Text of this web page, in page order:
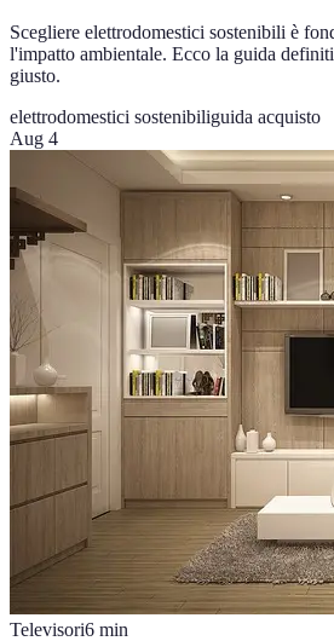
Scegliere elettrodomestici sostenibili è
l'impatto ambientale. Ecco la guida
giusto.
elettrodomestici sostenibiliguida acquisto
Aug 4
Televisori6 min